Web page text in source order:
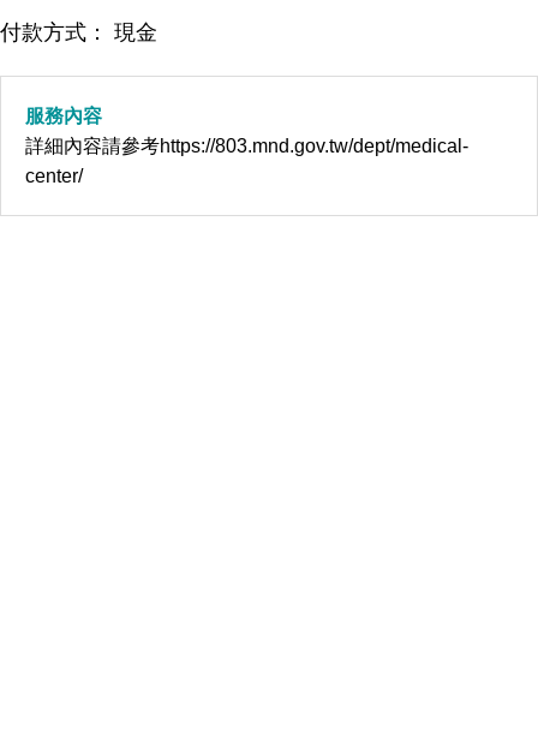
付款方式： 現金
服務內容
詳細內容請參考https://803.mnd.gov.tw/dept/medical-
center/